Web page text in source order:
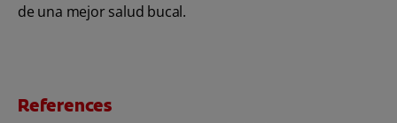
de una mejor salud bucal.
References